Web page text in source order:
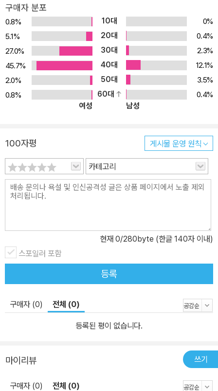
구매자 분포
0.8% 10대
0%
5.1%
20대
0.4%
27.0%
30대
2.3%
45.7%
40대
12.1%
2.0%
50대
3.5%
0.8%
60대
0.4%
여성
남성
100자평 게시물 운영 원칙
카테고리
현재 0/280byte (한글 140자 이내)
스포일러 포함
등록
구매자 (0) 전체 (0)
등록된 평이 없습니다.
마이리뷰 쓰기
구매자 (0) 전체 (0)